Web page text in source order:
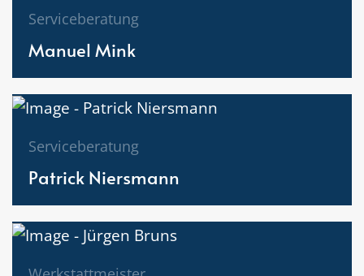
Serviceberatung
Manuel Mink
Serviceberatung
Patrick Niersmann